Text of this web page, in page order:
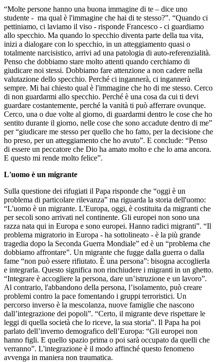
“Molte persone hanno una buona immagine di te – dice uno
studente - ma qual è l'immagine che hai di te stesso?”. “Quando ci
pettiniamo, ci laviamo il viso - risponde Francesco - ci guardiamo
allo specchio. Ma quando lo specchio diventa parte della tua vita,
inizi a dialogare con lo specchio, in un atteggiamento quasi o
totalmente narcisistico, arrivi ad una patologia di auto-referenzialità.
Penso che dobbiamo stare molto attenti quando cerchiamo di
giudicare noi stessi. Dobbiamo fare attenzione a non cadere nella
valutazione dello specchio. Perché ci ingannerà, ci ingannerà
sempre. Mi hai chiesto qual è l'immagine che ho di me stesso. Cerco
di non guardarmi allo specchio. Perché è una cosa da cui ti devi
guardare costantemente, perché la vanità ti può afferrare ovunque.
Cerco, una o due volte al giorno, di guardarmi dentro le cose che ho
sentito durante il giorno, nelle cose che sono accadute dentro di me”
per “giudicare me stesso per quello che ho fatto, per la decisione che
ho preso, per un atteggiamento che ho avuto”. E conclude: “Penso
di essere un peccatore che Dio ha amato molto e che lo ama ancora.
E questo mi rende molto felice”.
L'uomo è un migrante
Sulla questione dei rifugiati il Papa risponde che “oggi è un
problema di particolare rilevanza” ma riguarda la storia dell'uomo:
“L'uomo è un migrante. L'Europa, oggi, è costituita da migranti che
per secoli sono arrivati ​​nel continente. Gli europei non sono una
razza nata qui in Europa e sono europei. Hanno radici migranti”. “Il
problema migratorio in Europa - ha sottolineato - è la più grande
tragedia dopo la Seconda Guerra Mondiale” ed è un “problema che
dobbiamo affrontare”. Un migrante che fugge dalla guerra o dalla
fame “non può essere rifiutato. È una persona”: bisogna accoglierla
e integrarla. Questo significa non rinchiudere i migranti in un ghetto.
“Integrare è accogliere la persona, dare un’istruzione e un lavoro”.
Al contrario, l'abbandono della persona, l’isolamento, può creare
problemi contro la pace fomentando i gruppi terroristici. Un
percorso inverso è la mescolanza, nuove famiglie che nascono
dall’integrazione dei popoli”. “Certo, il migrante deve rispettare le
leggi di quella società che lo riceve, la sua storia”. Il Papa ha poi
parlato dell’inverno demografico dell’Europa: “Gli europei non
hanno figli. E quello spazio prima o poi sarà occupato da quelli che
verranno”. L'integrazione è il modo affinché questo fenomeno
avvenga in maniera non traumatica.